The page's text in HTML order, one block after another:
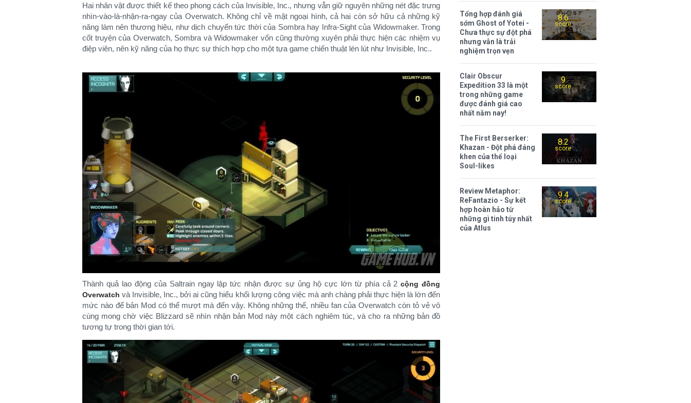
Hai nhân vật được thiết kế theo phong cách của Invisible, Inc., nhưng vẫn giữ nguyên những nét đặc trưng
nhìn-vào-là-nhận-ra-ngay của Overwatch. Không chỉ về mặt ngoại hình, cả hai còn sở hữu cả những kỹ
năng làm nên thương hiệu, như dịch chuyển tức thời của Sombra hay Infra-Sight của Widowmaker. Trong
cốt truyện của Overwatch, Sombra và Widowmaker vốn cũng thường xuyên phải thực hiện các nhiệm vụ
điệp viên, nên kỹ năng của họ thực sự thích hợp cho một tựa game chiến thuật lén lút như Invisible, Inc..
Thành quả lao động của Saltrain ngay lập tức nhận được sự ủng hộ cực lớn từ phía cả 2cộng đồng
Overwatch và Invisible, Inc., bởi ai cũng hiểu khối lượng công việc mà anh chàng phải thực hiện là lớn đến
mức nào để bản Mod có thể mượt mà đến vậy. Không những thế, nhiều fan của Overwatch còn tỏ vẻ vô
cùng mong chờ việc Blizzard sẽ nhìn nhận bản Mod này một cách nghiêm túc, và cho ra những bản đồ
tương tự trong thời gian tới.​
8.6
score
Tổng hợp đánh giá
sớm Ghost of Yotei -
Chưa thực sự đột phá
nhưng vẫn là trải
nghiệm trọn vẹn
9
score
Clair Obscur
Expedition 33 là một
trong những game
được đánh giá cao
nhất năm nay!
8.2
score
The First Berserker:
Khazan - Đột phá đáng
khen của thể loại
Soul-likes
9.4
score
Review Metaphor:
ReFantazio - Sự kết
hợp hoàn hảo từ
những gì tinh túy nhất
của Atlus